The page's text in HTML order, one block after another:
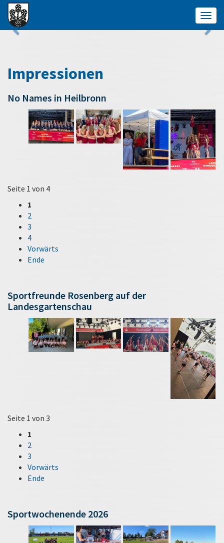
Impressionen
No Names in Heilbronn
Seite 1 von 4
1
2
3
4
Vorwärts
Ende
Sportfreunde Rosenberg auf der
Landesgartenschau
Seite 1 von 3
1
2
3
Vorwärts
Ende
Sportwochenende 2026